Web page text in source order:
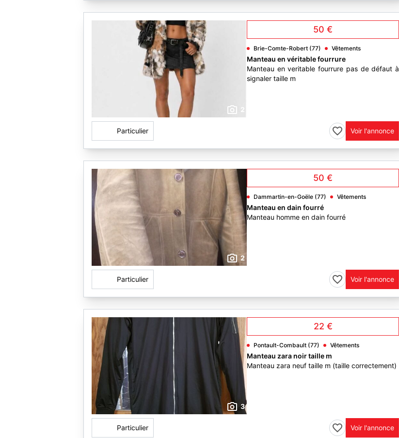
2
50 €
Brie-Comte-Robert (77) Vêtements
Manteau en véritable fourrure
Manteau en veritable fourrure pas de défaut à
signaler taille m
Particulier Voir l'annonce
2
50 €
Dammartin-en-Goële (77) Vêtements
Manteau en dain fourré
Manteau homme en dain fourré
Particulier Voir l'annonce
3
22 €
Pontault-Combault (77) Vêtements
Manteau zara noir taille m
Manteau zara neuf taille m (taille correctement)
Particulier Voir l'annonce